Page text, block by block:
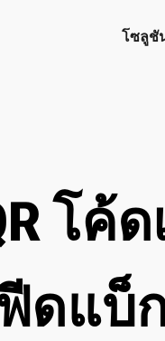
โซลูชั
โค้
ดแบ็